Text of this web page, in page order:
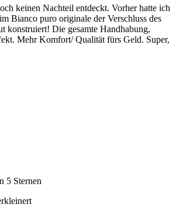
keinen Nachteil entdeckt. Vorher hatte ich
Bianco puro originale der Verschluss des
konstruiert! Die gesamte Handhabung,
Mehr Komfort/ Qualität fürs Geld. Super,
5 Sternen